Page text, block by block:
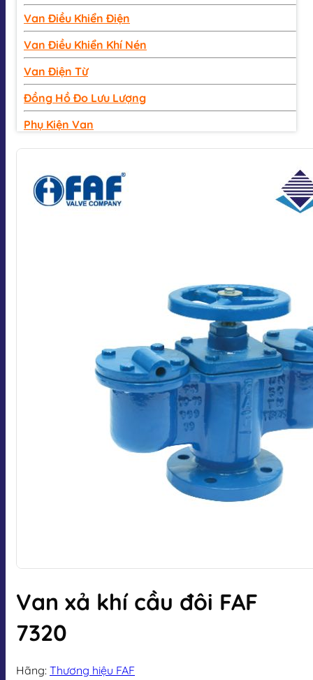
Van Điều Khiển Điện
Van Điều Khiển Khí Nén
Van Điện Từ
Đồng Hồ Đo Lưu Lượng
Phụ Kiện Van
Van xả khí cầu đôi FAF
7320
Hãng: Thương hiệu FAF